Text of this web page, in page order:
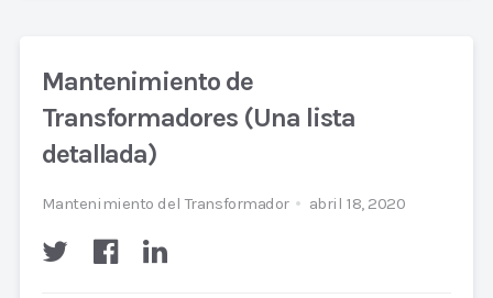
Mantenimiento de
Transformadores (Una lista
detallada)
Mantenimiento del Transformador abril 18, 2020